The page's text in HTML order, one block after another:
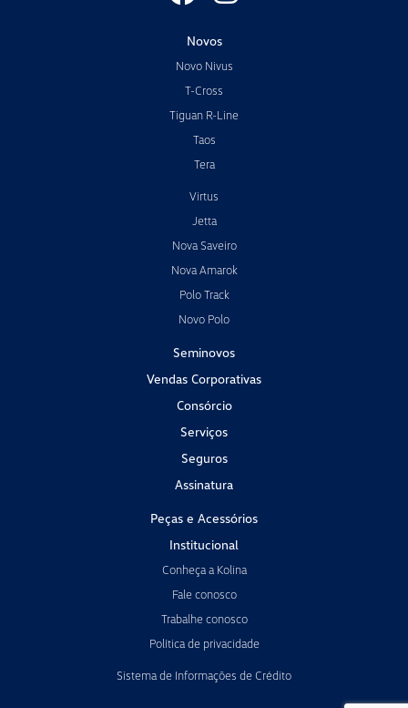
Novos
Novo Nivus
T-Cross
Tiguan R-Line
Taos
Tera
Virtus
Jetta
Nova Saveiro
Nova Amarok
Polo Track
Novo Polo
Seminovos
Vendas Corporativas
Consórcio
Serviços
Seguros
Assinatura
Peças e Acessórios
Institucional
Conheça a Kolina
Fale conosco
Trabalhe conosco
Política de privacidade
Sistema de Informações de Crédito